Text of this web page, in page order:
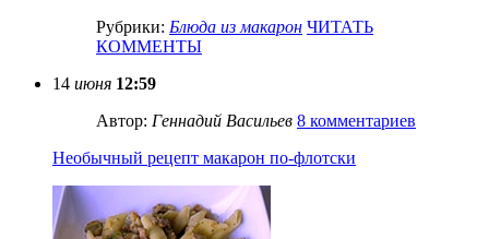
Рубрики: Блюда из макарон ЧИТАТЬ
КОММЕНТЫ
14 июня 12:59
Автор: Геннадий Васильев 8 комментариев
Необычный рецепт макарон по-флотски